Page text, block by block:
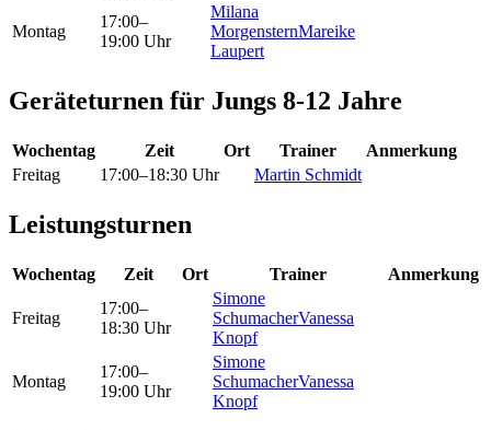
Montag
17:00–
19:00 Uhr
Milana
MorgensternMareike
Laupert
Geräteturnen für Jungs 8-12 Jahre
Wochentag Zeit Ort Trainer
Anmerkung
Freitag
17:00–18:30 Uhr Martin Schmidt
Leistungsturnen
Wochentag Zeit Ort Trainer Anmerkung
Freitag
17:00–
18:30 Uhr
Simone
SchumacherVanessa
Knopf
Montag
17:00–
19:00 Uhr
Simone
SchumacherVanessa
Knopf